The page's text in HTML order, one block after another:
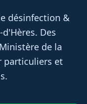
désinfection &
Des
de la
particuliers et